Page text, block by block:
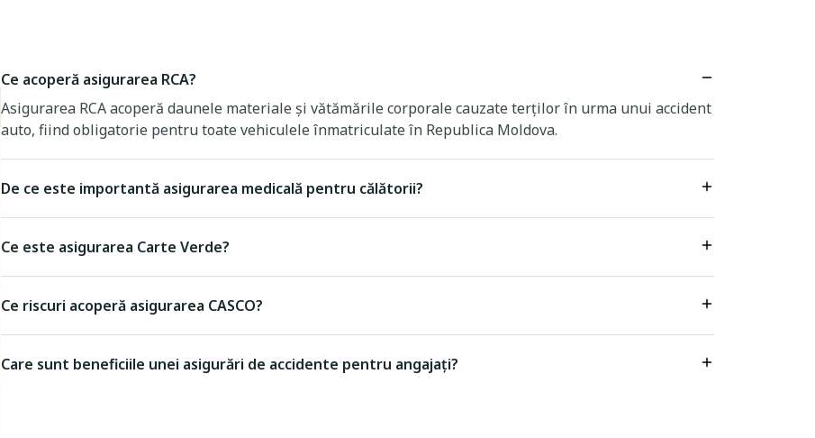
Ce acoperă asigurarea RCA?
Asigurarea RCA acoperă daunele materiale și vătămările corporale cauzate terților în urma unui accident
auto, fiind obligatorie pentru toate vehiculele înmatriculate în Republica Moldova.
De ce este importantă asigurarea medicală pentru călătorii?
Ce este asigurarea Carte Verde?
Ce riscuri acoperă asigurarea CASCO?
Care sunt beneficiile unei asigurări de accidente pentru angajați?